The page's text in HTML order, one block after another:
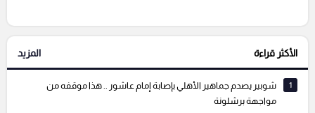
التعليقات السابقة
الأكثر قراءة المزيد
1
شوبير يصدم جماهير الأهلي بإصابة إمام عاشور .. هذا موقفه من
مواجهة برشلونة